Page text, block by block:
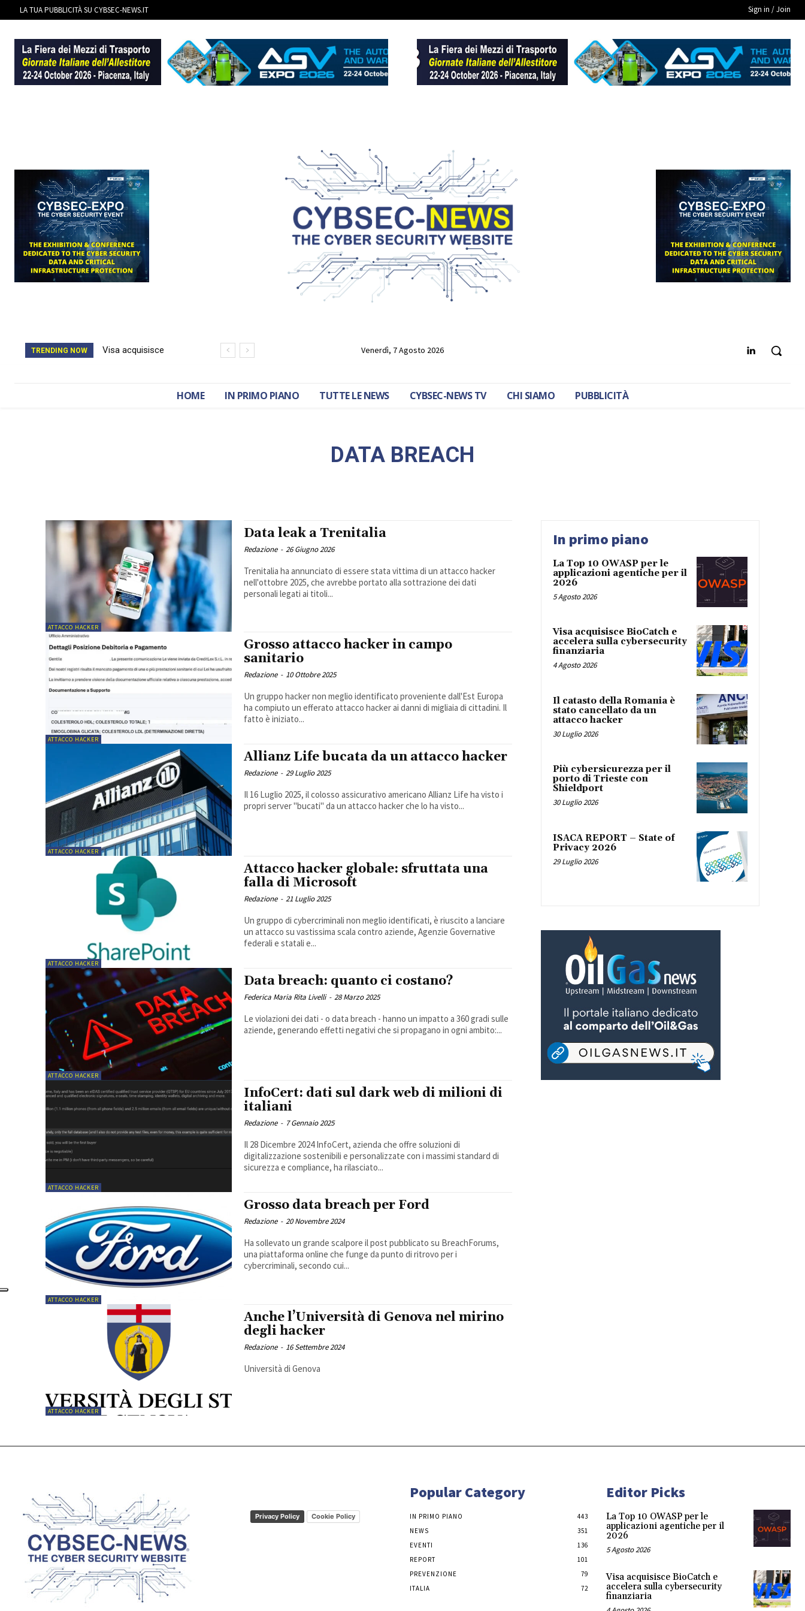
LA TUA PUBBLICITÀ SU CYBSEC-NEWS.IT Sign in / Join
TRENDING NOW
Visa acquisisce
Venerdì, 7 Agosto 2026
HOME IN PRIMO PIANO TUTTE LE NEWS CYBSEC-NEWS TV CHI SIAMO PUBBLICITÀ
DATA BREACH
ATTACCO HACKER
Data leak a Trenitalia
Redazione - 26 Giugno 2026
Trenitalia ha annunciato di essere stata vittima di un attacco hacker
nell'ottobre 2025, che avrebbe portato alla sottrazione dei dati
personali legati ai titoli...
ATTACCO HACKER
Grosso attacco hacker in campo
sanitario
Redazione - 10 Ottobre 2025
Un gruppo hacker non meglio identificato proveniente dall'Est Europa
ha compiuto un efferato attacco hacker ai danni di migliaia di cittadini. Il
fatto è iniziato...
ATTACCO HACKER
Allianz Life bucata da un attacco hacker
Redazione - 29 Luglio 2025
Il 16 Luglio 2025, il colosso assicurativo americano Allianz Life ha visto i
propri server "bucati" da un attacco hacker che lo ha visto...
ATTACCO HACKER
Attacco hacker globale: sfruttata una
falla di Microsoft
Redazione - 21 Luglio 2025
Un gruppo di cybercriminali non meglio identificati, è riuscito a lanciare
un attacco su vastissima scala contro aziende, Agenzie Governative
federali e statali e...
ATTACCO HACKER
Data breach: quanto ci costano?
Federica Maria Rita Livelli - 28 Marzo 2025
Le violazioni dei dati - o data breach - hanno un impatto a 360 gradi sulle
aziende, generando effetti negativi che si propagano in ogni ambito:...
ATTACCO HACKER
InfoCert: dati sul dark web di milioni di
italiani
Redazione - 7 Gennaio 2025
Il 28 Dicembre 2024 InfoCert, azienda che offre soluzioni di
digitalizzazione sostenibili e personalizzate con i massimi standard di
sicurezza e compliance, ha rilasciato...
ATTACCO HACKER
Grosso data breach per Ford
Redazione - 20 Novembre 2024
Ha sollevato un grande scalpore il post pubblicato su BreachForums,
una piattaforma online che funge da punto di ritrovo per i
cybercriminali, secondo cui...
ATTACCO HACKER
Anche l’Università di Genova nel mirino
degli hacker
Redazione - 16 Settembre 2024
Università di Genova
In primo piano
La Top 10 OWASP per le
applicazioni agentiche per il
2026
5 Agosto 2026
Visa acquisisce BioCatch e
accelera sulla cybersecurity
finanziaria
4 Agosto 2026
Il catasto della Romania è
stato cancellato da un
attacco hacker
30 Luglio 2026
Più cybersicurezza per il
porto di Trieste con
Shieldport
30 Luglio 2026
ISACA REPORT – State of
Privacy 2026
29 Luglio 2026
Privacy Policy Cookie Policy
Popular Category
IN PRIMO PIANO
443
NEWS
351
EVENTI
136
REPORT
101
PREVENZIONE
79
ITALIA
72
Editor Picks
La Top 10 OWASP per le
applicazioni agentiche per il
2026
5 Agosto 2026
Visa acquisisce BioCatch e
accelera sulla cybersecurity
finanziaria